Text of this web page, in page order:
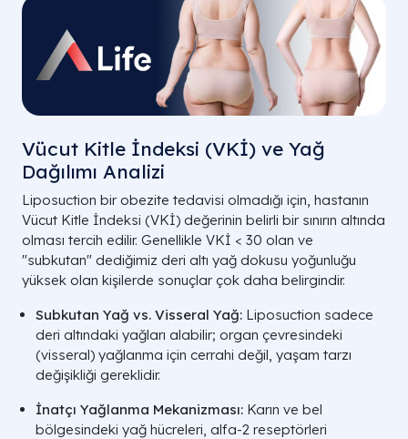
Vücut Kitle İndeksi (VKİ) ve Yağ
Dağılımı Analizi
Liposuction bir obezite tedavisi olmadığı için, hastanın
Vücut Kitle İndeksi (VKİ) değerinin belirli bir sınırın altında
olması tercih edilir. Genellikle VKİ < 30 olan ve
"subkutan" dediğimiz deri altı yağ dokusu yoğunluğu
yüksek olan kişilerde sonuçlar çok daha belirgindir.
Subkutan Yağ vs. Visseral Yağ: Liposuction sadece
deri altındaki yağları alabilir; organ çevresindeki
(visseral) yağlanma için cerrahi değil, yaşam tarzı
değişikliği gereklidir.
İnatçı Yağlanma Mekanizması: Karın ve bel
bölgesindeki yağ hücreleri, alfa-2 reseptörleri